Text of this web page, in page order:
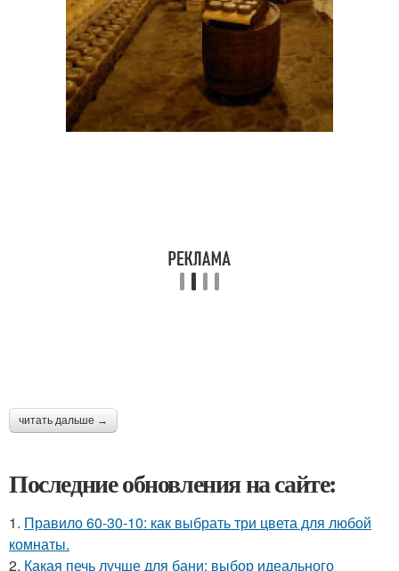
читать дальше →
Последние обновления на сайте:
1. Правило 60-30-10: как выбрать три цвета для любой
комнаты.
2. Какая печь лучше для бани: выбор идеального